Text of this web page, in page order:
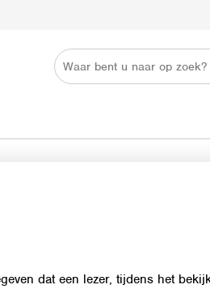
dat een lezer, tijdens het